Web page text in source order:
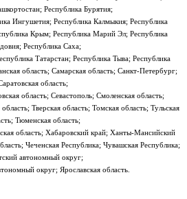
Республика Бурятия;
Ингушетия; Республика Калмыкия; Республика
Крым; Республика Марий Эл; Республика
Республика Саха;
Татарстан; Республика Тыва; Республика
область; Самарская область; Санкт-Петербург;
область;
область; Севастополь; Смоленская область;
Тверская область; Томская область; Тульская
Тюменская область;
область; Хабаровский край; Ханты-Мансийский
Чеченская Республика; Чувашская Республика;
автономный округ;
округ; Ярославская область.